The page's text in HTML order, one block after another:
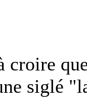
croire
siglé